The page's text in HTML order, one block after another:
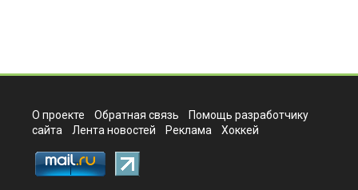
О проекте Обратная связь
Помощь разработчику
сайта
Лента новостей Реклама Хоккей